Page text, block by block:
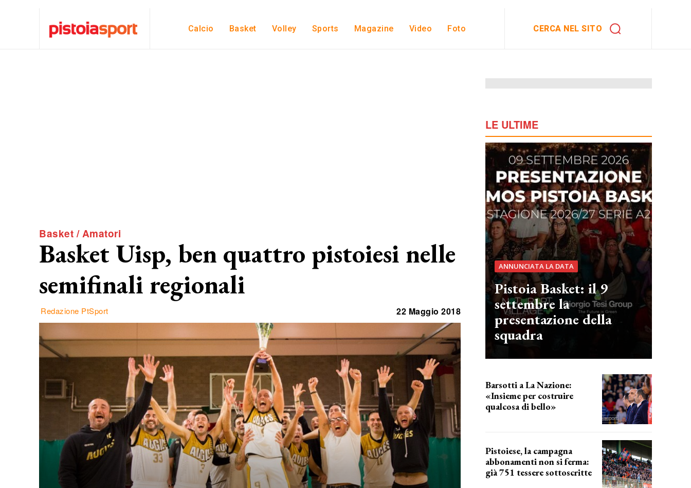
Calcio Basket Volley Sports Magazine Video Foto CERCA NEL SITO
Basket / Amatori
Basket Uisp, ben quattro pistoiesi nelle
semifinali regionali
Redazione PtSport 22 Maggio 2018
LE ULTIME
ANNUNCIATA LA DATA
Pistoia Basket: il 9
settembre la
presentazione della
squadra
Barsotti a La Nazione:
«Insieme per costruire
qualcosa di bello»
Pistoiese, la campagna
abbonamenti non si ferma:
già 751 tessere sottoscritte